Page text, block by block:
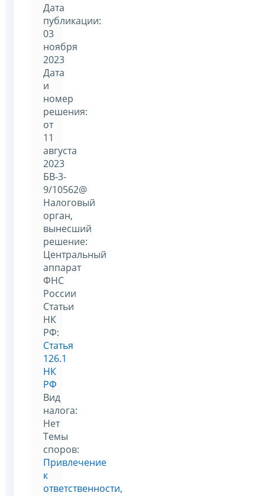
Дата
публикации:
03
ноября
2023
Дата
и
номер
решения:
от
11
августа
2023
БВ-3-
9/10562@
Налоговый
орган,
вынесший
решение:
Центральный
аппарат
ФНС
России
Статьи
НК
РФ:
Статья
126.1
НК
РФ
Вид
налога:
Нет
Темы
споров:
Привлечение
к
ответственности,